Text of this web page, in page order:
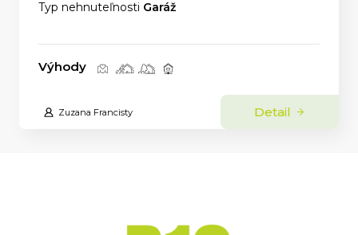
Typ nehnuteľnosti Garáž
Výhody
Zuzana Francisty Detail